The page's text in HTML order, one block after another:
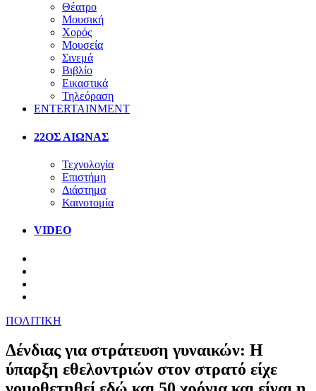
Θέατρο
Μουσική
Χορός
Μουσεία
Σινεμά
Βιβλίο
Εικαστικά
Τηλεόραση
ENTERTAINMENT
22ΟΣ ΑΙΩΝΑΣ
Τεχνολογία
Επιστήμη
Διάστημα
Καινοτομία
VIDEO
ΠΟΛΙΤΙΚΗ
Δένδιας για στράτευση γυναικών: Η
ύπαρξη εθελοντριών στον στρατό είχε